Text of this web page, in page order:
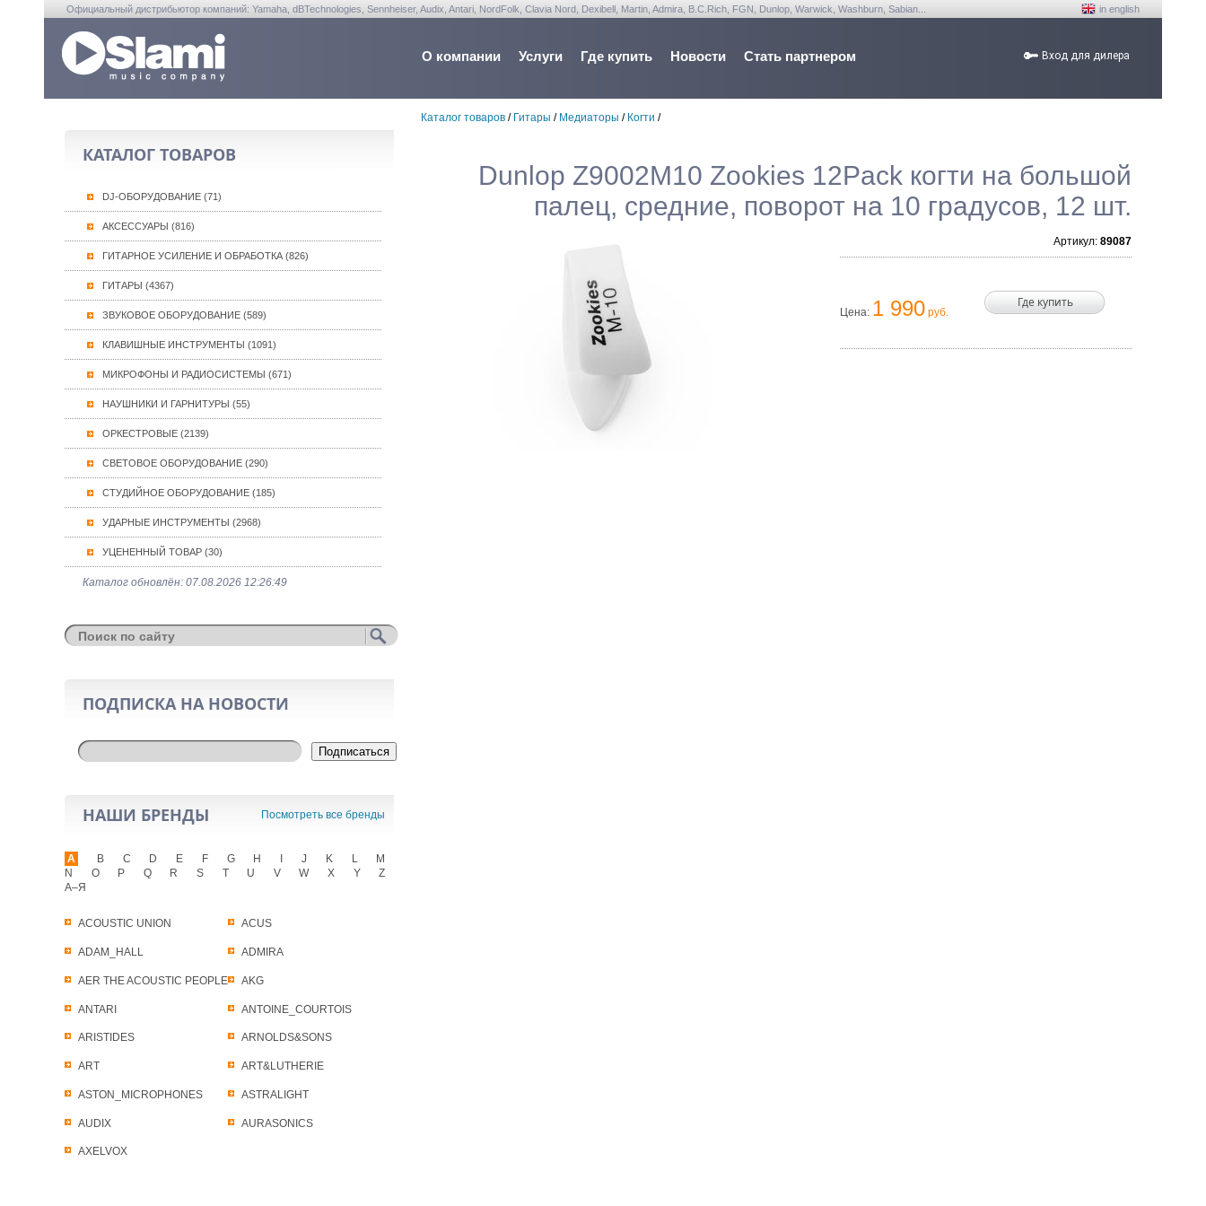
Официальный дистрибьютор компаний: Yamaha, dBTechnologies, Sennheiser, Audix, Antari, NordFolk, Clavia Nord, Dexibell, Martin, Admira, B.C.Rich, FGN, Dunlop, Warwick, Washburn, Sabian... in english
О компании Услуги Где купить Новости Стать партнером Вход для дилера
КАТАЛОГ ТОВАРОВ
DJ-ОБОРУДОВАНИЕ (71)
АКСЕССУАРЫ (816)
ГИТАРНОЕ УСИЛЕНИЕ И ОБРАБОТКА (826)
ГИТАРЫ (4367)
ЗВУКОВОЕ ОБОРУДОВАНИЕ (589)
КЛАВИШНЫЕ ИНСТРУМЕНТЫ (1091)
МИКРОФОНЫ И РАДИОСИСТЕМЫ (671)
НАУШНИКИ И ГАРНИТУРЫ (55)
ОРКЕСТРОВЫЕ (2139)
СВЕТОВОЕ ОБОРУДОВАНИЕ (290)
СТУДИЙНОЕ ОБОРУДОВАНИЕ (185)
УДАРНЫЕ ИНСТРУМЕНТЫ (2968)
УЦЕНЕННЫЙ ТОВАР (30)
Каталог обновлён: 07.08.2026 12:26:49
ПОДПИСКА НА НОВОСТИ
Подписаться
НАШИ БРЕНДЫ Посмотреть все бренды
A
ACOUSTIC UNION ACUS
ADAM_HALL ADMIRA
AER THE ACOUSTIC PEOPLE AKG
ANTARI ANTOINE_COURTOIS
ARISTIDES ARNOLDS&SONS
ART ART&LUTHERIE
ASTON_MICROPHONES ASTRALIGHT
AUDIX AURASONICS
AXELVOX
B C D E F G H J K L
M
N
O P Q R S T U V W X Y
Z
А–Я
Каталог товаров / Гитары / Медиаторы / Когти /
Dunlop Z9002M10 Zookies 12Pack когти на большой
палец, средние, поворот на 10 градусов, 12 шт.
Артикул: 89087
Цена: 1 990 руб.
Где купить